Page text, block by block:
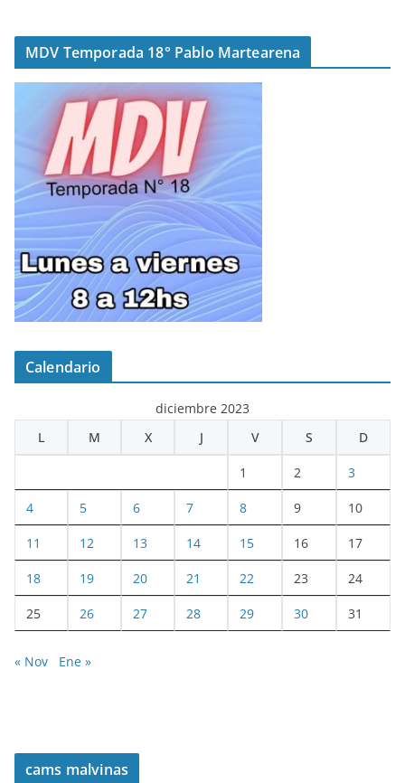
MDV Temporada 18° Pablo Martearena
Calendario
diciembre 2023
L
M X J V S D
1 2 3
4 5 6 7 8 9 10
11 12 13 14 15 16 17
18 19 20 21 22 23 24
25 26 27 28 29 30 31
« Nov Ene »
cams malvinas